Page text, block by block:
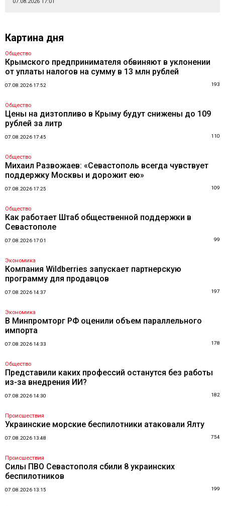
Картина дня
Общество
Крымского предпринимателя обвиняют в уклонении
от уплаты налогов на сумму в 13 млн рублей
07.08.2026 17:52 193
Общество
Цены на дизтопливо в Крыму будут снижены до 109
рублей за литр
07.08.2026 17:45 110
Общество
Михаил Развожаев: «Севастополь всегда чувствует
поддержку Москвы и дорожит ею»
07.08.2026 17:25 109
Общество
Как работает Штаб общественной поддержки в
Севастополе
07.08.2026 17:01 99
Экономика
Компания Wildberries запускает партнерскую
программу для продавцов
07.08.2026 14:37 197
Экономика
В Минпромторг РФ оценили объем параллельного
импорта
07.08.2026 14:33 178
Общество
Представили каких профессий останутся без работы
из-за внедрения ИИ?
07.08.2026 14:30 182
Происшествия
Украинские морские беспилотники атаковали Ялту
07.08.2026 13:48 754
Происшествия
Силы ПВО Севастополя сбили 8 украинских
беспилотников
07.08.2026 13:15 199